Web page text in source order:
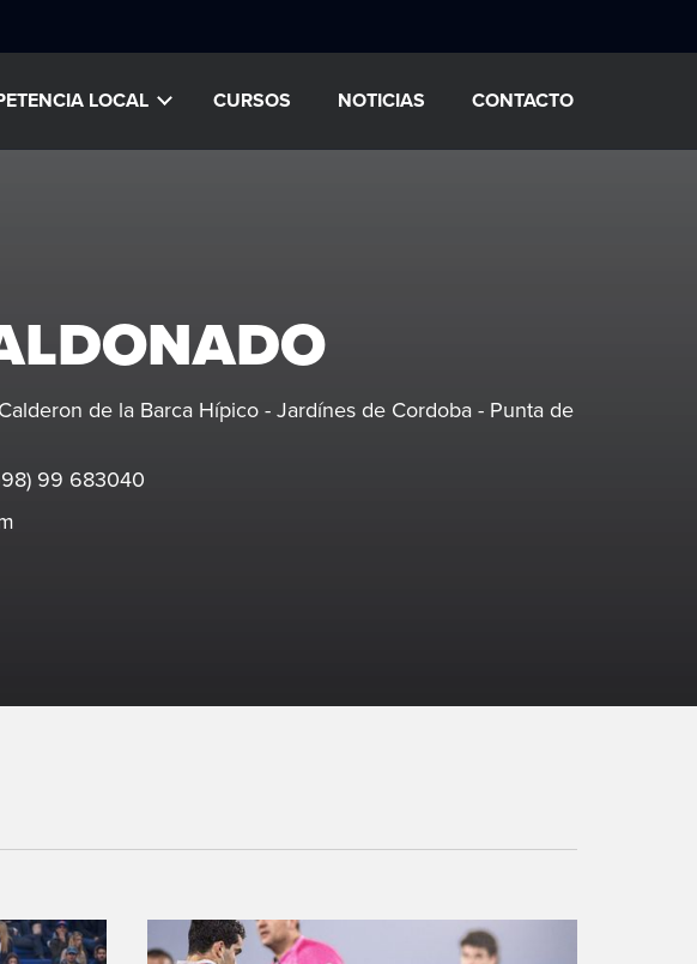
LOCAL CURSOS NOTICIAS CONTACTO
de la Barca Hípico - Jardínes de Cordoba - Punta de
99 683040